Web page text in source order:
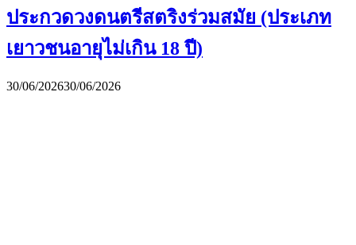
ประกวดวงดนตรีสตริงร่วมสมัย (ประเภท
เยาวชนอายุไม่เกิน 18 ปี)
30/06/202630/06/2026